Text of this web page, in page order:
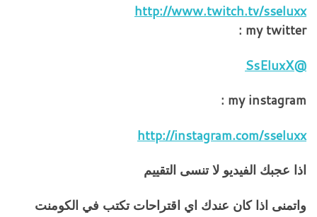
http://www.twitch.tv/sseluxx
my twitter :
@SsEluxX
my instagram :
http://instagram.com/sseluxx
اذا عجبك الفيديو لا تنسى التقييم
واتمنى اذا كان عندك اي اقتراحات تكتب في الكومنت